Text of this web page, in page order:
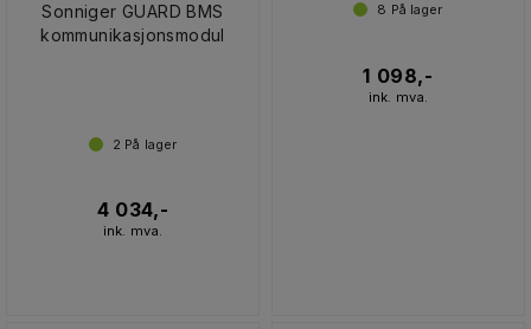
Sonniger GUARD BMS
kommunikasjonsmodul
2 På lager
4 034,-
ink. mva.
8 På lager
1 098,-
ink. mva.